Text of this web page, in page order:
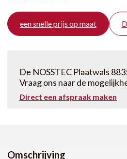
een snelle prijs op maat
De NOSSTEC Plaatwals
Vraag ons naar de
Direct een afspraak maken
Omschrijving